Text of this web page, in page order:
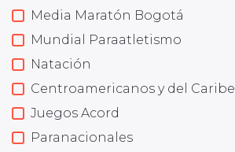
Media Maratón Bogotá
Mundial Paraatletismo
Natación
Centroamericanos y del Caribe
Juegos Acord
Paranacionales